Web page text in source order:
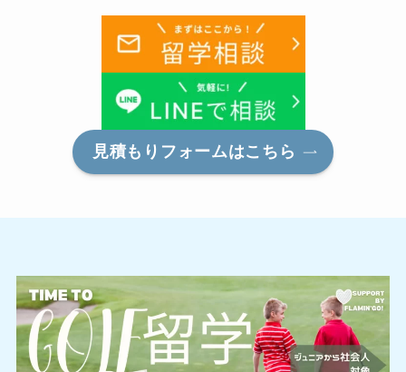
見積もりフォームはこちら